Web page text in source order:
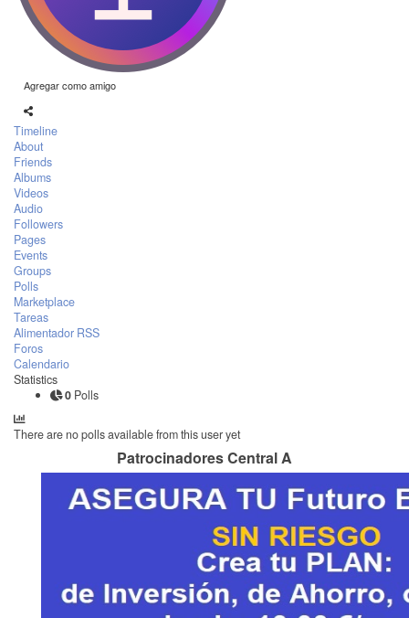
Agregar como amigo
Timeline
About
Friends
Albums
Videos
Audio
Followers
Pages
Events
Groups
Polls
Marketplace
Tareas
Alimentador RSS
Foros
Calendario
Statistics
0 Polls
There are no polls available from this user yet
Patrocinadores Central A